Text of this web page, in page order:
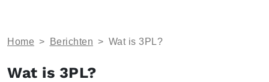
Home > Berichten > Wat is 3PL?
Wat is 3PL?